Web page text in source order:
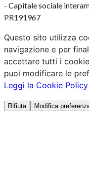
- Capitale sociale
PR191967
Questo sito utilizza
navigazione e per
accettare tutti i
puoi modificare le
Leggi la Cookie Policy
Rifiuta Modifica